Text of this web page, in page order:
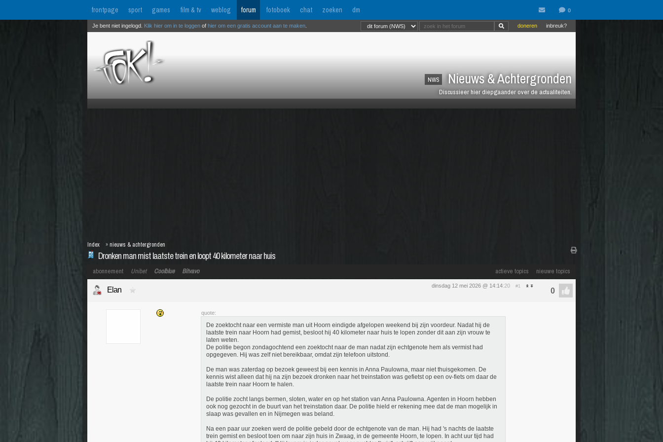
frontpage sport games film & tv weblog forum fotoboek chat zoeken dm
NWS Nieuws & Achtergronden
Discussieer hier diepgaander over de actualiteiten.
inbreuk?
doneren
Je bent niet ingelogd. Klik hier om in te loggen of hier om een gratis account aan te maken
Dronken man mist laatste trein en loopt 40 kilometer naar huis
Index » nieuws & achtergronden
actieve topics nieuwe topics
abonnement Unibet Coolblue Bitvavo
dinsdag 12 mei 2026 @ 14:14:20 #1
Elan
quote:
De zoektocht naar een vermiste man uit Hoorn eindigde afgelopen weekend bij zijn voordeur. Nadat hij de
laatste trein naar Hoorn had gemist, besloot hij 40 kilometer naar huis te lopen zonder dit aan zijn vrouw te
laten weten.
De politie begon zondagochtend een zoektocht naar de man nadat zijn echtgenote hem als vermist had
opgegeven. Hij was zelf niet bereikbaar, omdat zijn telefoon uitstond.
De man was zaterdag op bezoek geweest bij een kennis in Anna Paulowna, maar niet thuisgekomen. De
kennis wist alleen dat hij na zijn bezoek dronken naar het treinstation was gefietst op een ov-fiets om daar de
laatste trein naar Hoorn te halen.
De politie zocht langs bermen, sloten, water en op het station van Anna Paulowna. Agenten in Hoorn hebben
ook nog gezocht in de buurt van het treinstation daar. De politie hield er rekening mee dat de man mogelijk in
slaap was gevallen en in Nijmegen was beland.
Na een paar uur zoeken werd de politie gebeld door de echtgenote van de man. Hij had 's nachts de laatste
trein gemist en besloot toen om naar zijn huis in Zwaag, in de gemeente Hoorn, te lopen. In acht uur tijd had